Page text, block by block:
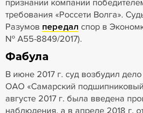
признании компании
требования «Россети Волга».
Разумов передал спор в
№ А55-8849/2017).
Фабула
В июне 2017 г. суд возбудил
ОАО «Самарский
августе 2017 г. была введена
наблюдения, а в апреле 2018 г.